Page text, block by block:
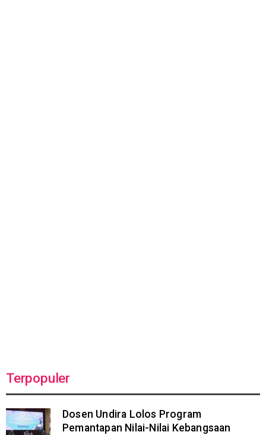
Terpopuler
Dosen Undira Lolos Program
Pemantapan Nilai-Nilai Kebangsaan